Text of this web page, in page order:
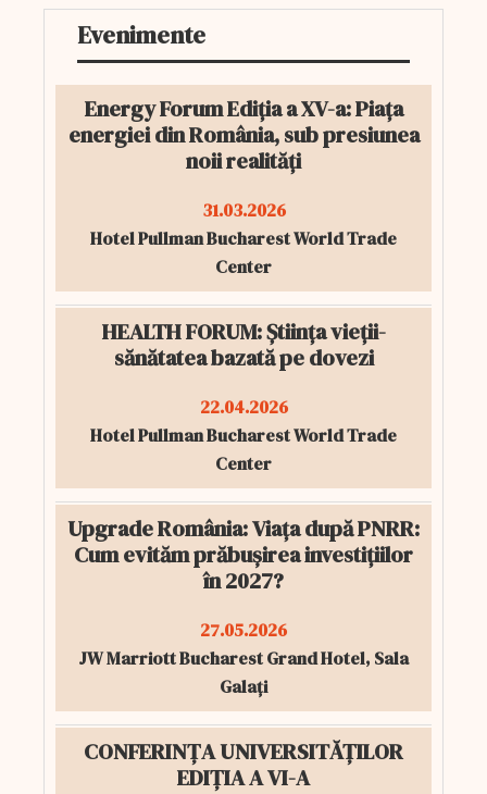
Evenimente
Energy Forum Ediția a XV-a: Piața
energiei din România, sub presiunea
noii realități
31.03.2026
Hotel Pullman Bucharest World Trade
Center
HEALTH FORUM: Știința vieții-
sănătatea bazată pe dovezi
22.04.2026
Hotel Pullman Bucharest World Trade
Center
Upgrade România: Viața după PNRR:
Cum evităm prăbușirea investițiilor
în 2027?
27.05.2026
JW Marriott Bucharest Grand Hotel, Sala
Galați
CONFERINȚA UNIVERSITĂȚILOR
EDIȚIA A VI-A